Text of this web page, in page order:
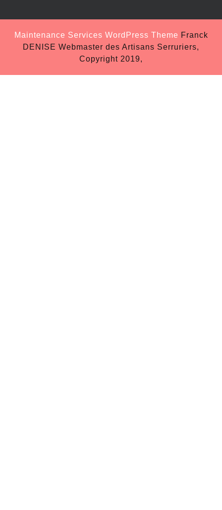
Maintenance Services WordPress Theme Franck
DENISE Webmaster des Artisans Serruriers,
Copyright 2019,